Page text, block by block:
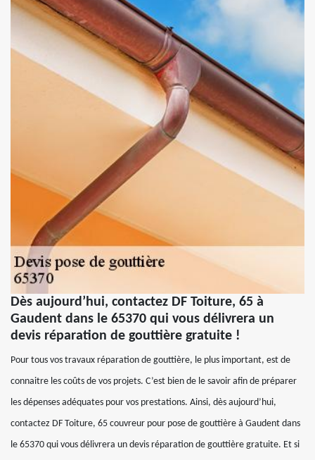
Dès aujourd’hui, contactez DF Toiture, 65 à
Gaudent dans le 65370 qui vous délivrera un
devis réparation de gouttière gratuite !
Pour tous vos travaux réparation de gouttière, le plus important, est de
connaitre les coûts de vos projets. C’est bien de le savoir afin de préparer
les dépenses adéquates pour vos prestations. Ainsi, dès aujourd’hui,
contactez DF Toiture, 65 couvreur pour pose de gouttière à Gaudent dans
le 65370 qui vous délivrera un devis réparation de gouttière gratuite. Et si